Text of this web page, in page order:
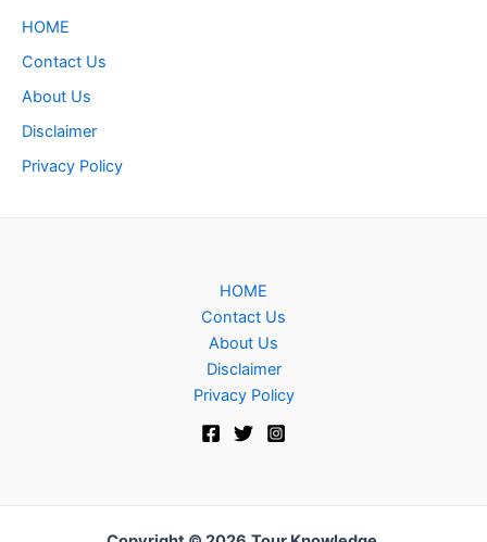
HOME
Contact Us
About Us
Disclaimer
Privacy Policy
HOME
Contact Us
About Us
Disclaimer
Privacy Policy